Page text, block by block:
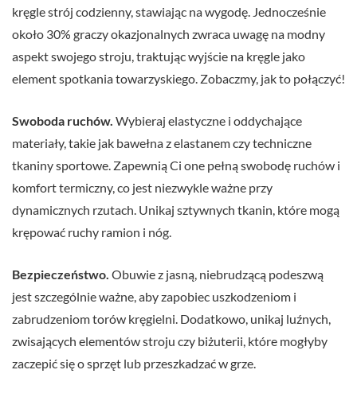
kręgle strój codzienny, stawiając na wygodę. Jednocześnie
około 30% graczy okazjonalnych zwraca uwagę na modny
aspekt swojego stroju, traktując wyjście na kręgle jako
element spotkania towarzyskiego. Zobaczmy, jak to połączyć!
Swoboda ruchów. Wybieraj elastyczne i oddychające
materiały, takie jak bawełna z elastanem czy techniczne
tkaniny sportowe. Zapewnią Ci one pełną swobodę ruchów i
komfort termiczny, co jest niezwykle ważne przy
dynamicznych rzutach. Unikaj sztywnych tkanin, które mogą
krępować ruchy ramion i nóg.
Bezpieczeństwo. Obuwie z jasną, niebrudzącą podeszwą
jest szczególnie ważne, aby zapobiec uszkodzeniom i
zabrudzeniom torów kręgielni. Dodatkowo, unikaj luźnych,
zwisających elementów stroju czy biżuterii, które mogłyby
zaczepić się o sprzęt lub przeszkadzać w grze.